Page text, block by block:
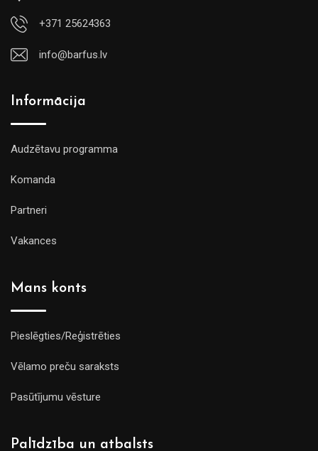
+371 25624363
info@barfus.lv
Informācija
Audzētavu programma
Komanda
Partneri
Vakances
Mans konts
Pieslēgties/Reģistrēties
Vēlamo preču saraksts
Pasūtījumu vēsture
Palīdzība un atbalsts